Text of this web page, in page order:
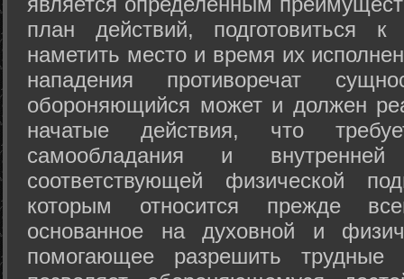
план действий, подготовиться
наметить место и время их
нападения противоречат
обороняющийся может и должен
начатые действия, что
самообладания и
соответствующей физической
которым относится прежде
основанное на духовной и
помогающее разрешить